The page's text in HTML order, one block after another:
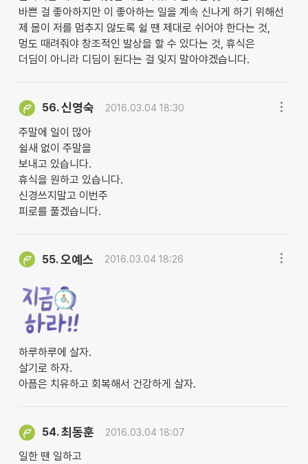
바쁜 걸 좋아하지만 이 좋아하는 일을 계속 신나게 하기 위해선
제 몸이 저를 멈추지 않도록 쉴 땐 제대로 쉬어야 한다는 것,
멍도 때려줘야 창조적인 발상을 할 수 있다는 것, 휴식은
더딤이 아니라 디딤이 된다는 걸 잊지 말아야겠습니다.
56.신영숙 2016.03.04 18:30
주말에 일이 많아
쉴새 없이 주말을
보내고 있습니다.
휴식을 원하고 있습니다.
신경쓰지말고 이번주
피로를 풀겠습니다.
55.오예스 2016.03.04 18:26
하루하루에 살자.
살기로 하자.
아픔은 치유하고 회복해서 건강하게 살자.
54.최동훈 2016.03.04 18:07
일한 땐 일하고